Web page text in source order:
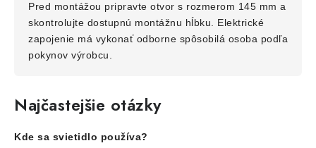
Pred montážou pripravte otvor s rozmerom 145 mm a
skontrolujte dostupnú montážnu hĺbku. Elektrické
zapojenie má vykonať odborne spôsobilá osoba podľa
pokynov výrobcu.
Najčastejšie otázky
Kde sa svietidlo používa?